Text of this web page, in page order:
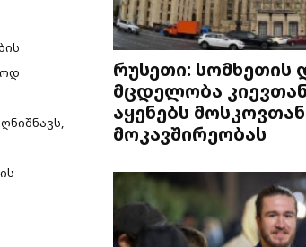
რუსეთი: სომხეთის
მცდელობა კიევთან
აყენებს მოსკოვთან
მოკავშირეობას